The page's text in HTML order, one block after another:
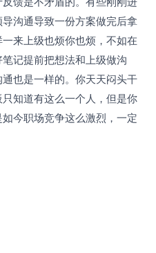
沟通导致一份方案做完后拿
来上级也烦你也烦，不如在
记提前把想法和上级做沟
也是一样的。你天天闷头干
知道有这么一个人，但是你
今职场竞争这么激烈，一定